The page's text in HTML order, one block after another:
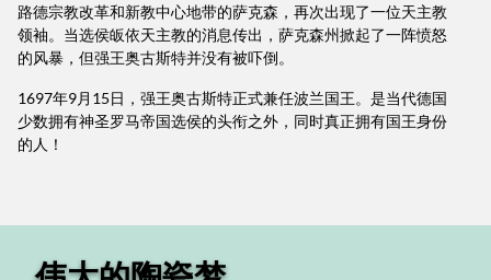
路德宗教改革和新教中心地带的萨克森，再次出现了一位天主教
领袖。当选侯皈依天主教的消息传出，萨克森州掀起了一阵愤怒
的风暴，但强王奥古斯特并没有被吓倒。
1697年9月15日，强王奥古斯特正式兼任波兰国王。是当代德国
少数拥有神圣罗马帝国选侯的头衔之外，同时真正拥有国王身份
的人！